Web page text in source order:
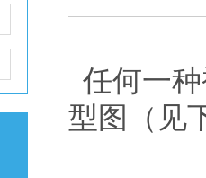
任何一
型图（见